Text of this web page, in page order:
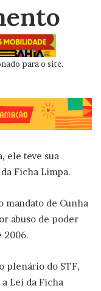
para o site.
ele teve sua
Ficha Limpa.
mandato de Cunha
abuso de poder
2006.
plenário do STF,
Lei da Ficha